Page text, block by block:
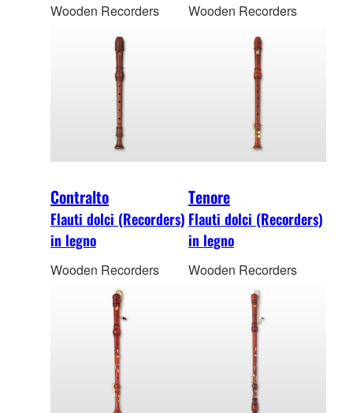
Wooden Recorders Wooden Recorders
Contralto
Flauti dolci (Recorders)
in legno
Wooden Recorders
Tenore
Flauti dolci (Recorders)
in legno
Wooden Recorders